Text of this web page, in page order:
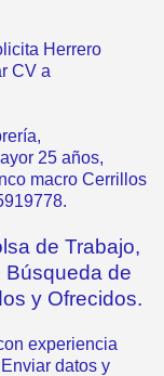
Herrero
CV a
25 años,
macro Cerrillos
de Trabajo,
Búsqueda de
y Ofrecidos.
experiencia
datos y